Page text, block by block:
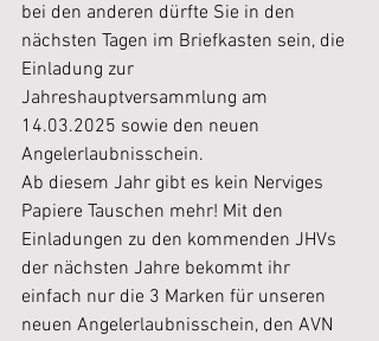
bei den anderen dürfte Sie in den
nächsten Tagen im Briefkasten sein, die
Einladung zur
Jahreshauptversammlung am
14.03.2025 sowie den neuen
Angelerlaubnisschein.
Ab diesem Jahr gibt es kein Nerviges
Papiere Tauschen mehr! Mit den
Einladungen zu den kommenden JHVs
der nächsten Jahre bekommt ihr
einfach nur die 3 Marken für unseren
neuen Angelerlaubnisschein, den AVN